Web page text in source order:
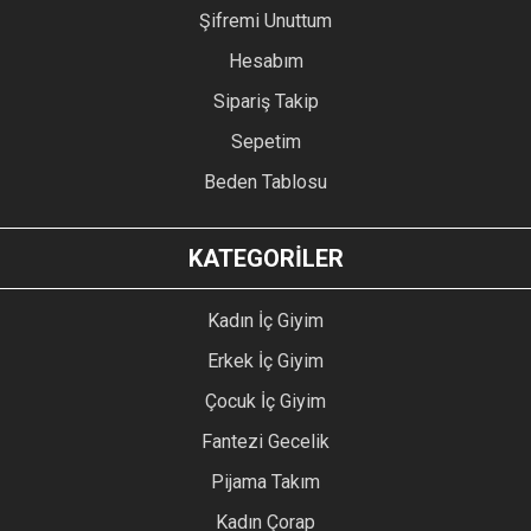
Şifremi Unuttum
Hesabım
Sipariş Takip
Sepetim
Beden Tablosu
KATEGORİLER
Kadın İç Giyim
Erkek İç Giyim
Çocuk İç Giyim
Fantezi Gecelik
Pijama Takım
Kadın Çorap